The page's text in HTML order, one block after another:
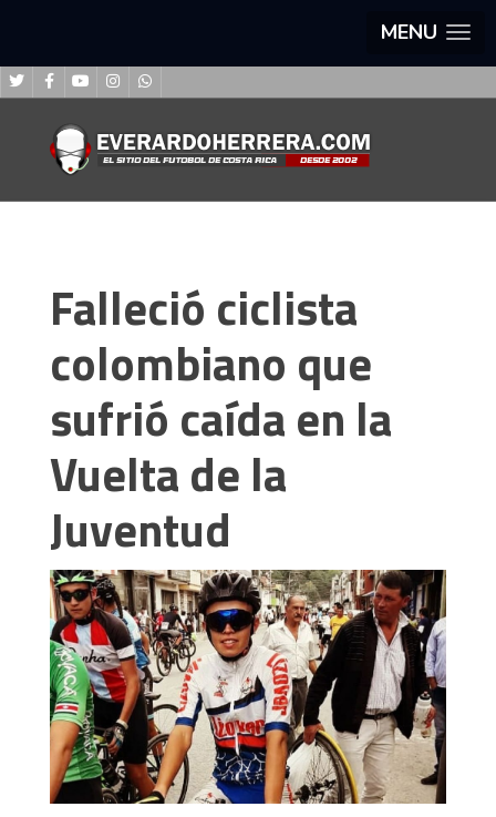
MENU
Falleció ciclista
colombiano que
sufrió caída en la
Vuelta de la
Juventud